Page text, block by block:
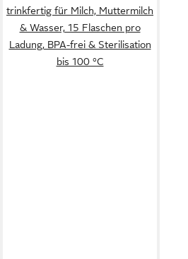
trinkfertig für Milch, Muttermilch
& Wasser, 15 Flaschen pro
Ladung, BPA-frei & Sterilisation
bis 100 °C